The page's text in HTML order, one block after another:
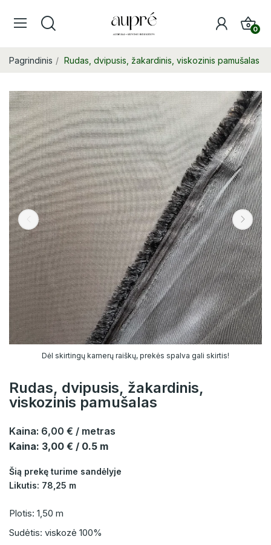
0
Pagrindinis Rudas, dvipusis, žakardinis, viskozinis pamušalas
Dėl skirtingų kamerų raiškų, prekės spalva gali skirtis!
Rudas, dvipusis, žakardinis,
viskozinis pamušalas
Kaina: 6,00 € / metras
Kaina: 3,00 € / 0.5 m
Šią prekę turime sandėlyje
Likutis: 78,25 m
Plotis: 1,50 m
Sudėtis: viskozė 100%